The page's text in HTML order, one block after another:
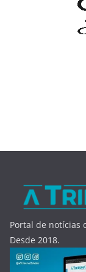
Portal de notícias
Desde 2018.